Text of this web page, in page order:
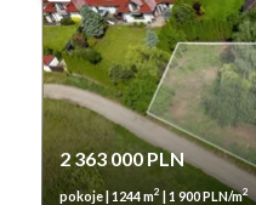
2 363 000 PLN
pokoje | 1244 m2 | 1 900 PLN/m2